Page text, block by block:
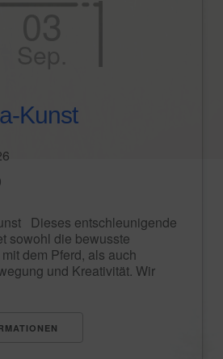
Kunst
Dieses entschleunigende
sowohl die bewusste
dem Pferd, als auch
und Kreativität. Wir